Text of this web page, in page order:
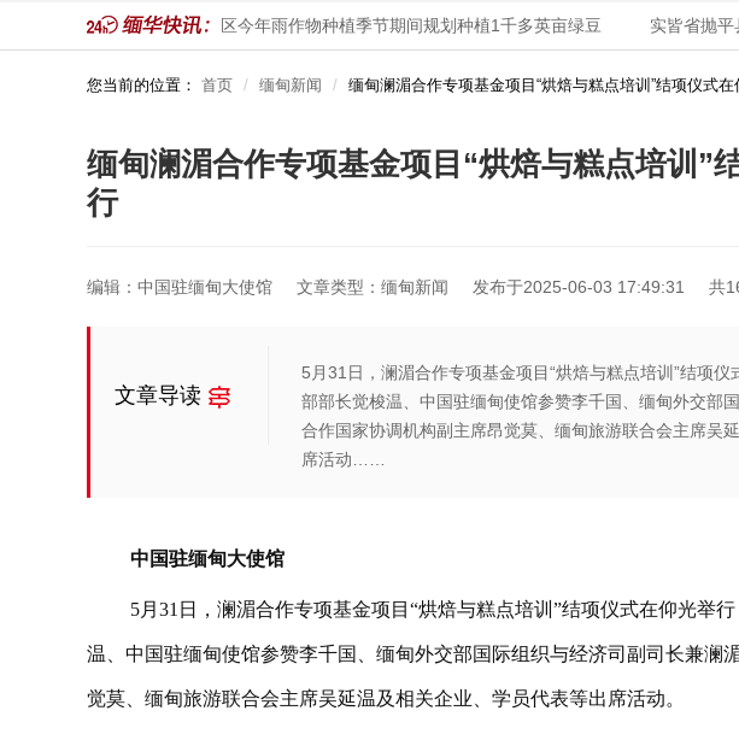
实皆省耶乌县区今年雨作物种植季节期间规划种植1千多英亩绿豆 实皆省抛平
您当前的位置： 首页 缅甸新闻 缅甸澜湄合作专项基金项目“烘焙与糕点培训”结项仪式
缅甸澜湄合作专项基金项目“烘焙与糕点培训”
行
编辑：中国驻缅甸大使馆 文章类型：缅甸新闻 发布于2025-06-03 17:49:31 共
文章导读
5月31日，澜湄合作专项基金项目“烘焙与糕点培训”结项
部部长觉梭温、中国驻缅甸使馆参赞李千国、缅甸外交部
合作国家协调机构副主席昂觉莫、缅甸旅游联合会主席吴
席活动……
中国驻缅甸大使馆
5月31日，澜湄合作专项基金项目“烘焙与糕点培训”结项仪式在仰光举
温、中国驻缅甸使馆参赞李千国、缅甸外交部国际组织与经济司副司长兼澜
觉莫、缅甸旅游联合会主席吴延温及相关企业、学员代表等出席活动。